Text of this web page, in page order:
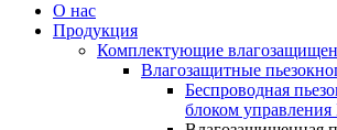
О нас
Продукция
Комплектующие
Влагозащитные
Беспроводная
блоком управления